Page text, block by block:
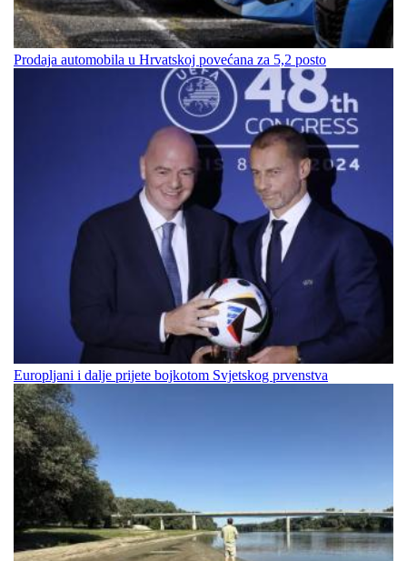
Prodaja automobila u Hrvatskoj povećana za 5,2 posto
Europljani i dalje prijete bojkotom Svjetskog prvenstva